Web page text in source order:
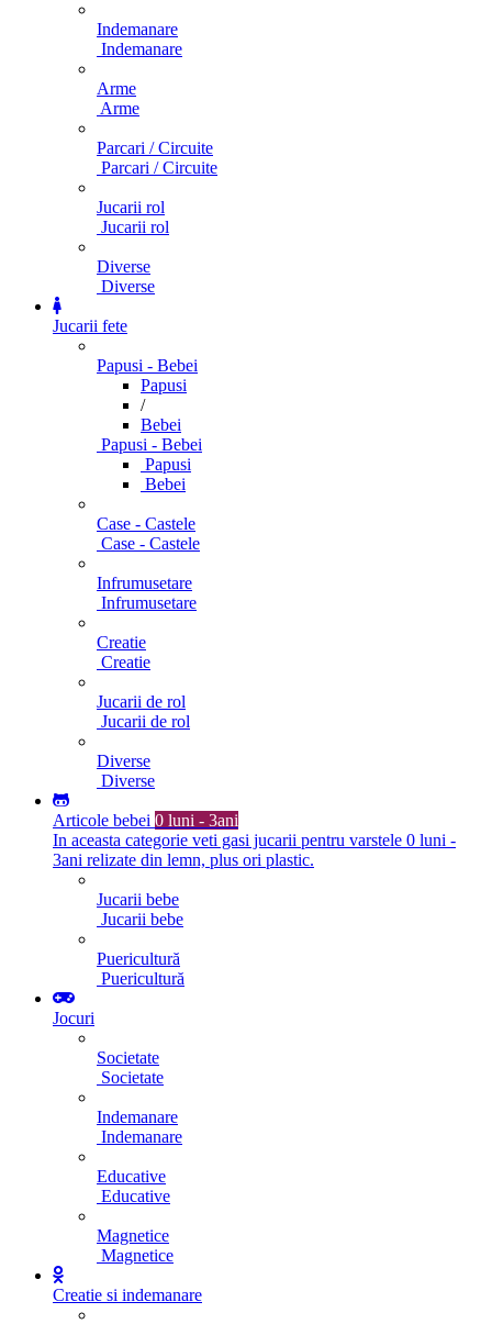
Indemanare
Indemanare
Arme
Arme
Parcari / Circuite
Parcari / Circuite
Jucarii rol
Jucarii rol
Diverse
Diverse
Jucarii fete
Papusi - Bebei
Papusi
/
Bebei
Papusi - Bebei
Papusi
Bebei
Case - Castele
Case - Castele
Infrumusetare
Infrumusetare
Creatie
Creatie
Jucarii de rol
Jucarii de rol
Diverse
Diverse
Articole bebei 0 luni - 3ani
In aceasta categorie veti gasi jucarii pentru varstele 0 luni -
3ani relizate din lemn, plus ori plastic.
Jucarii bebe
Jucarii bebe
Puericultură
Puericultură
Jocuri
Societate
Societate
Indemanare
Indemanare
Educative
Educative
Magnetice
Magnetice
Creatie si indemanare